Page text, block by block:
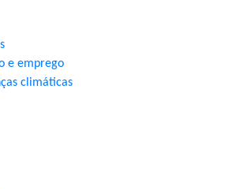
e emprego
climáticas